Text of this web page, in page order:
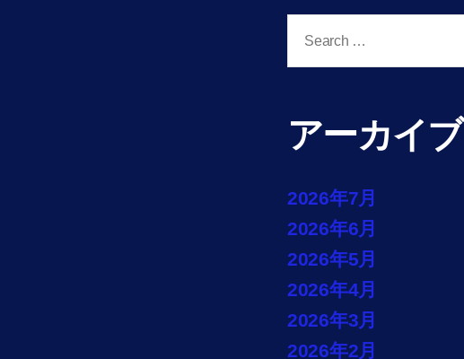
for:
アーカイブ
2026年7月
2026年6月
2026年5月
2026年4月
2026年3月
2026年2月